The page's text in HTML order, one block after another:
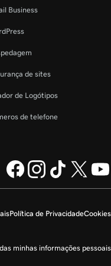
Business
de sites
de Logótipos
de telefone
Política de PrivacidadeCookies
minhas informações pessoais